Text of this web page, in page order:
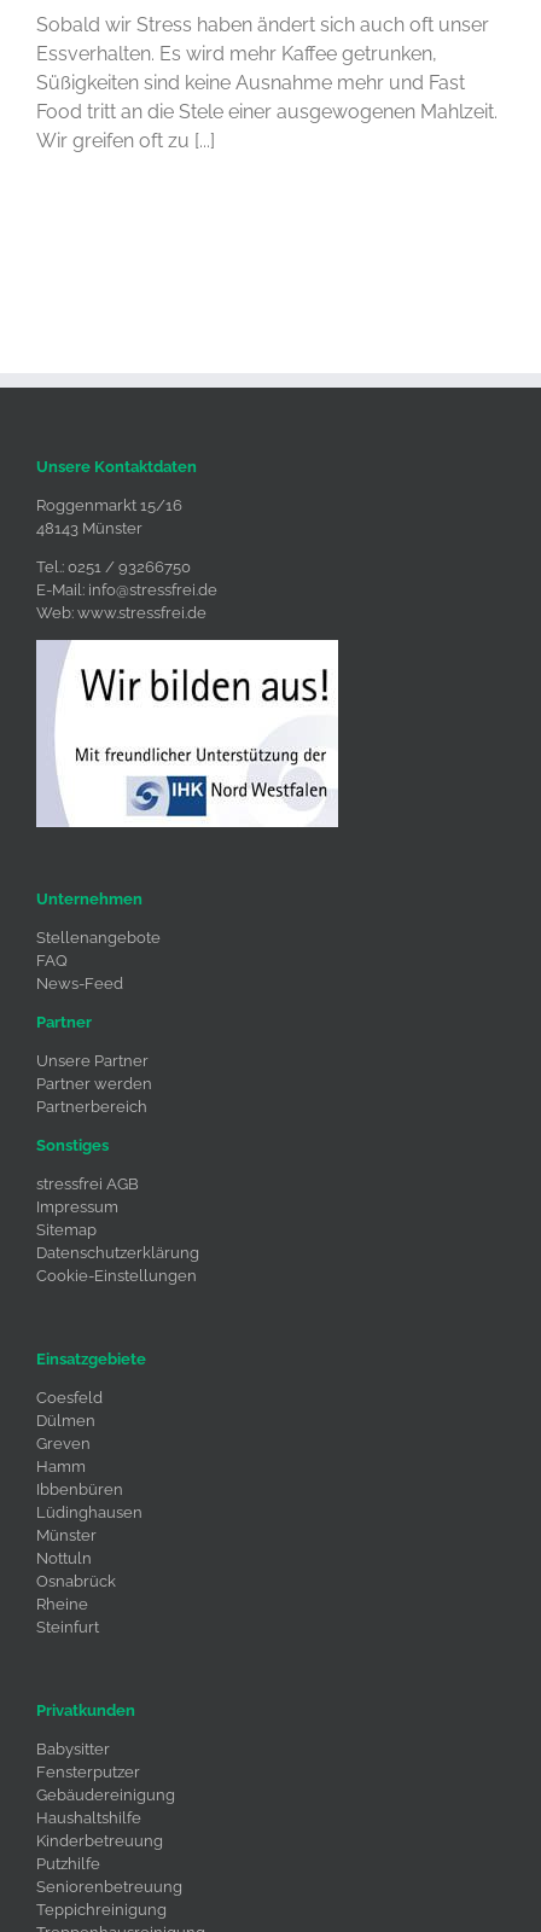
Sobald wir Stress haben ändert sich auch oft unser
Essverhalten. Es wird mehr Kaffee getrunken,
Süßigkeiten sind keine Ausnahme mehr und Fast
Food tritt an die Stele einer ausgewogenen Mahlzeit.
Wir greifen oft zu [...]
Unsere Kontaktdaten
Roggenmarkt 15/16
48143 Münster
Tel.: 0251 / 93266750
E-Mail: info@stressfrei.de
Web: www.stressfrei.de
Unternehmen
Stellenangebote
FAQ
News-Feed
Partner
Unsere Partner
Partner werden
Partnerbereich
Sonstiges
stressfrei AGB
Impressum
Sitemap
Datenschutzerklärung
Cookie-Einstellungen
Einsatzgebiete
Coesfeld
Dülmen
Greven
Hamm
Ibbenbüren
Lüdinghausen
Münster
Nottuln
Osnabrück
Rheine
Steinfurt
Privatkunden
Babysitter
Fensterputzer
Gebäudereinigung
Haushaltshilfe
Kinderbetreuung
Putzhilfe
Seniorenbetreuung
Teppichreinigung